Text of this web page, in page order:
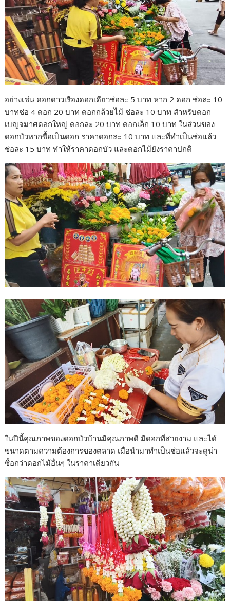
อย่างเช่น ดอกดาวเรืองดอกเดียวช่อละ 5 บาท หาก 2 ดอก ช่อละ 10
บาทช่อ 4 ดอก 20 บาท ดอกกล้วยไม้ ช่อละ 10 บาท สำหรับดอก
เบญจมาศดอกใหญ่ ดอกละ 20 บาท ดอกเล็ก 10 บาท ในส่วนของ
ดอกบัวหากซื้อเป็นดอก ราคาดอกละ 10 บาท และที่ทำเป็นช่อแล้ว
ช่อละ 15 บาท ทำให้ราคาดอกบัว และดอกไม้ยังราคาปกติ
ในปีนี้คุณภาพของดอกบัวบ้านมีคุณภาพดี มีดอกที่สวยงาม และได้
ขนาดตามความต้องการของตลาด เมื่อนำมาทำเป็นช่อแล้วจะดูน่า
ซื้อกว่าดอกไม้อื่นๆ ในราคาเดียวกัน